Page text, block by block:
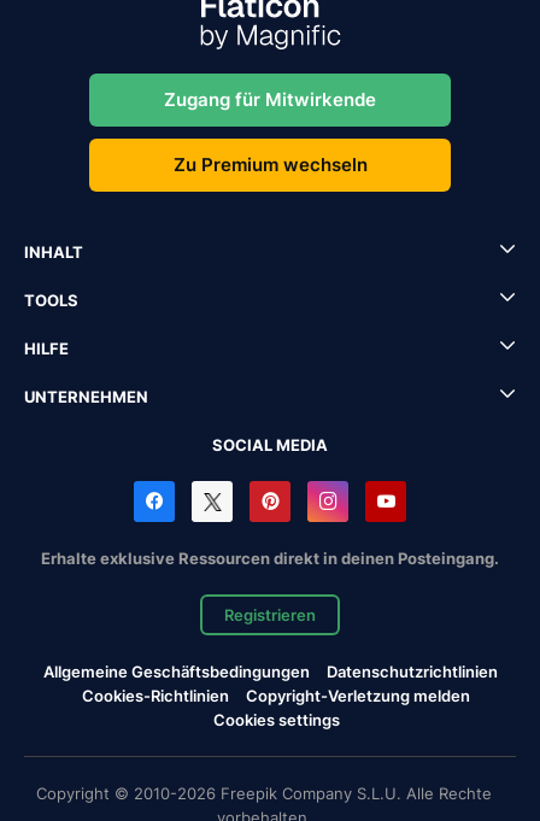
Zugang für Mitwirkende
Zu Premium wechseln
INHALT
TOOLS
HILFE
UNTERNEHMEN
SOCIAL MEDIA
Erhalte exklusive Ressourcen direkt in deinen Posteingang.
Registrieren
Allgemeine Geschäftsbedingungen
Datenschutzrichtlinien
Cookies-Richtlinien
Copyright-Verletzung melden
Cookies settings
Copyright © 2010-2026 Freepik Company S.L.U. Alle Rechte